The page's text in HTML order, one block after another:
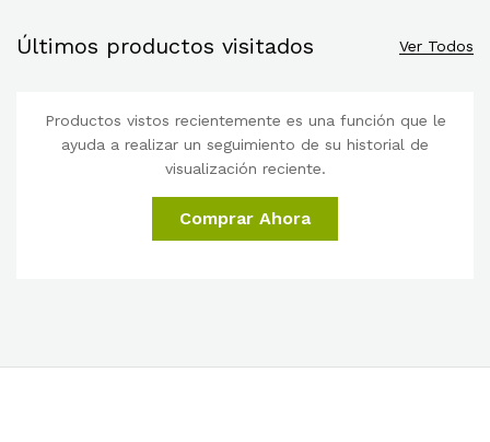
Últimos productos visitados Ver Todos
Productos vistos recientemente es una función que le
ayuda a realizar un seguimiento de su historial de
visualización reciente.
Comprar Ahora